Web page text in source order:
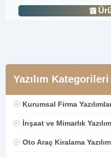
Yazılım Kategorileri
Kurumsal Firma
İnşaat ve Mimarlık
Oto Araç Kiralama